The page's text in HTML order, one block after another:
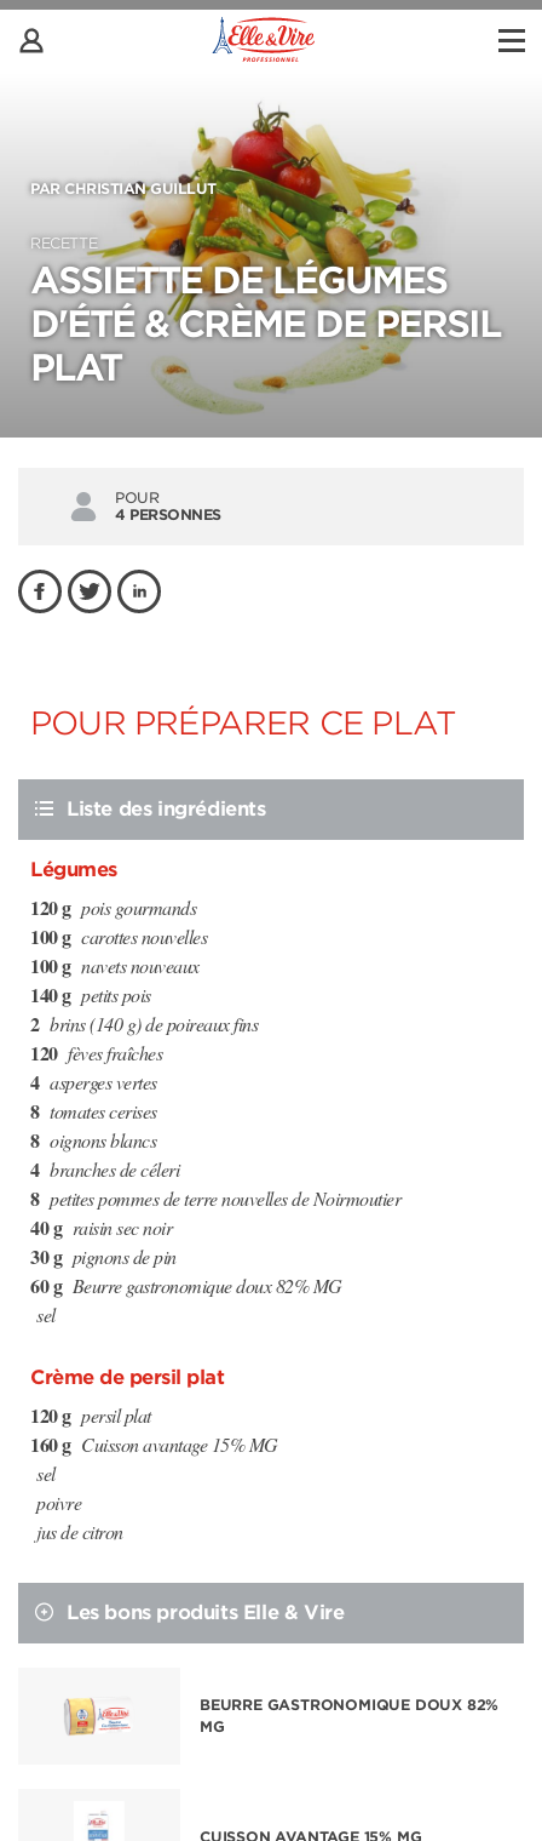
PAR CHRISTIAN GUILLUT
RECETTE
ASSIETTE DE LÉGUMES
D'ÉTÉ & CRÈME DE PERSIL
PLAT
POUR
4 PERSONNES
POUR PRÉPARER CE PLAT
Liste des ingrédients
Légumes
120 g pois gourmands
100 g carottes nouvelles
100 g navets nouveaux
140 g petits pois
2 brins (140 g) de poireaux fins
120 fèves fraîches
4 asperges vertes
8 tomates cerises
8 oignons blancs
4 branches de céleri
8 petites pommes de terre nouvelles de Noirmoutier
40 g raisin sec noir
30 g pignons de pin
60 g Beurre gastronomique doux 82% MG
sel
Crème de persil plat
120 g persil plat
160 g Cuisson avantage 15% MG
sel
poivre
jus de citron
Les bons produits Elle & Vire
BEURRE GASTRONOMIQUE DOUX 82%
MG
CUISSON AVANTAGE 15% MG